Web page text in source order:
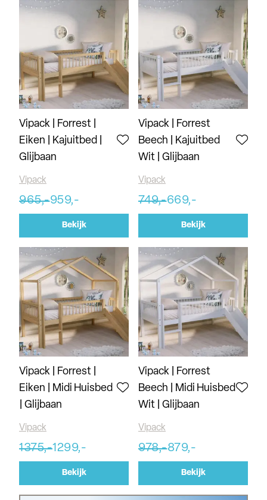
Vipack | Forrest |
Eiken | Kajuitbed |
Glijbaan
Vipack
965,-959,-
Bekijk
Vipack | Forrest
Beech | Kajuitbed
Wit | Glijbaan
Vipack
749,-669,-
Bekijk
Vipack | Forrest |
Eiken | Midi Huisbed
| Glijbaan
Vipack
1375,-1299,-
Bekijk
Vipack | Forrest
Beech | Midi Huisbed
Wit | Glijbaan
Vipack
978,-879,-
Bekijk